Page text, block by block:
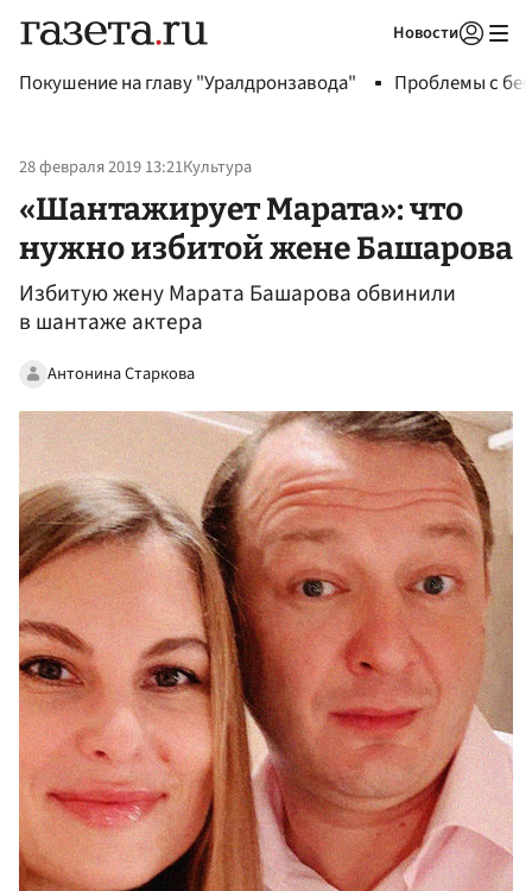
Новости
Покушение на главу "Уралдронзавода" Проблемы с
28 февраля 2019 13:21Культура
«Шантажирует Марата»: что
нужно избитой жене Башарова
Избитую жену Марата Башарова обвинили
в шантаже актера
Антонина Старкова